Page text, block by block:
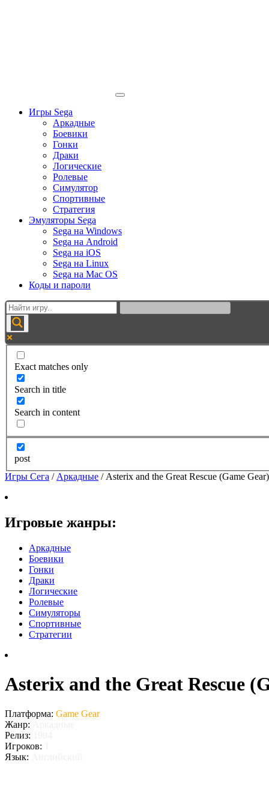
Игры Sega
Аркадные
Боевики
Гонки
Драки
Логические
Ролевые
Симулятор
Спортивные
Стратегия
Эмуляторы Sega
Sega на Windows
Sega на Android
Sega на iOS
Sega на Linux
Sega на Mac OS
Коды и пароли
Exact matches only
Search in title
Search in content
post
Игры Сега / Аркадные / Asterix and the Great Rescue (Game Gear)
Игровые жанры:
Аркадные
Боевики
Гонки
Драки
Логические
Ролевые
Симуляторы
Спортивные
Стратегии
Asterix and the Great Rescue
Платформа: Game Gear
Жанр:
Релиз:
Игроков:
Язык: